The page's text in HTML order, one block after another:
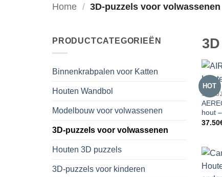
Home / 3D-puzzels voor volwassenen
PRODUCTCATEGORIEËN
Binnenkrabpalen voor Katten
Houten Wandbol
Modelbouw voor volwassenen
3D-puzzels voor volwassenen
Houten 3D puzzels
3D-puzzels voor kinderen
HOT
3D-
hout
37.50